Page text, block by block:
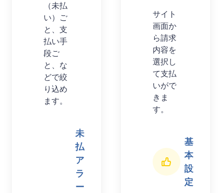
（未払
い）ご
と、支
払い手
段ご
と、な
どで絞
り込め
ます。
未
払
ア
ラ
ー
サイト
画面か
ら請求
内容を
選択し
て支払
いがで
きま
す。
基
本
設
定